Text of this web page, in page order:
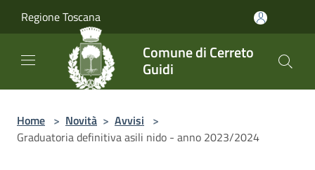
Regione Toscana
Comune di Cerreto
Guidi
Home > Novità > Avvisi >
Graduatoria definitiva asili nido - anno 2023/2024